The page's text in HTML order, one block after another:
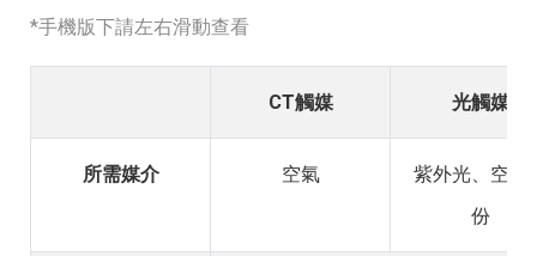
*手機版下請左右滑動查看
CT觸媒 光觸媒
所需媒介 空氣
紫外光、空氣
份